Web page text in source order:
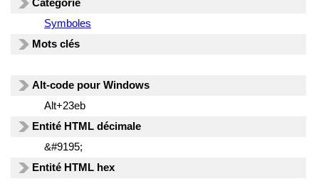
Catégorie
Symboles
Mots clés
Alt-code pour Windows
Alt+23eb
Entité HTML décimale
&#9195;
Entité HTML hex